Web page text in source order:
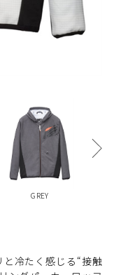
GREY
冷たく感じる“接触